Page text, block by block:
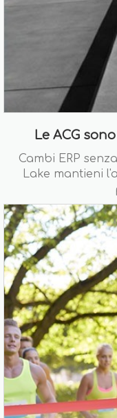
Le ACG
Cambi ERP
Lake mantieni